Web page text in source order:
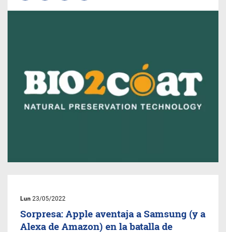
Lun 23/05/2022
Sorpresa: Apple aventaja a Samsung (y a
Alexa de Amazon) en la batalla de